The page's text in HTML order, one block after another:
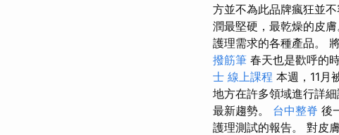
方並不為此品牌瘋狂並不
潤最堅硬，最乾燥的皮膚
護理需求的各種產品。
撥筋筆 春天也是歡呼的
士 線上課程 本週，11月
地方在許多領域進行詳
最新趨勢。 台中整脊 後
護理測試的報告。 對皮